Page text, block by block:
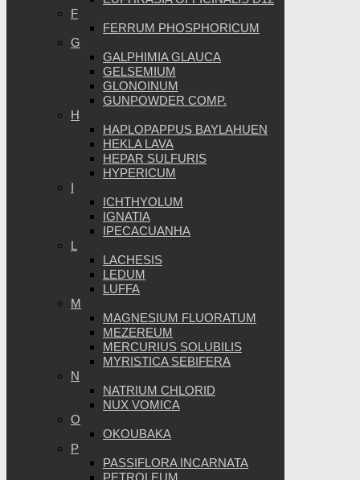
F
FERRUM PHOSPHORICUM
G
GALPHIMIA GLAUCA
GELSEMIUM
GLONOINUM
GUNPOWDER COMP.
H
HAPLOPAPPUS BAYLAHUEN
HEKLA LAVA
HEPAR SULFURIS
HYPERICUM
I
ICHTHYOLUM
IGNATIA
IPECACUANHA
L
LACHESIS
LEDUM
LUFFA
M
MAGNESIUM FLUORATUM
MEZEREUM
MERCURIUS SOLUBILIS
MYRISTICA SEBIFERA
N
NATRIUM CHLORID
NUX VOMICA
O
OKOUBAKA
P
PASSIFLORA INCARNATA